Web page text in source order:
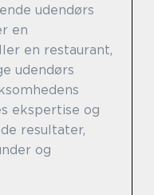
udendørs
en
en restaurant,
udendørs
ekspertise og
resultater,
og